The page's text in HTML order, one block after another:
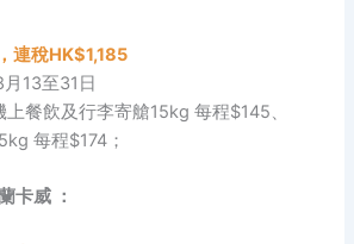
連稅HK$1,185
13至31日
餐飲及行李寄艙15kg 每程$145、
每程$174；
卡威 ：